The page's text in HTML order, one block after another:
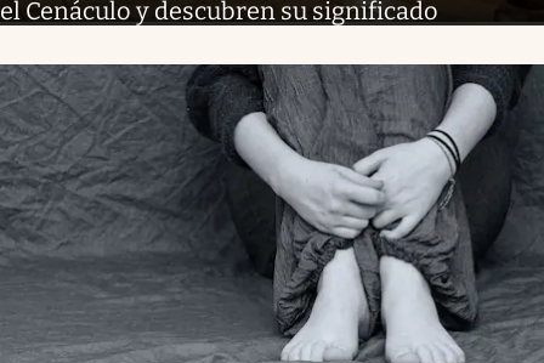
el Cenáculo y descubren su significado